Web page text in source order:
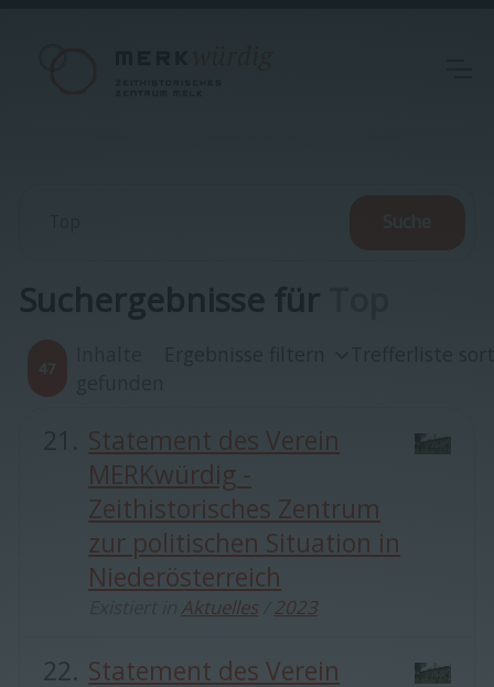
Suchergebnisse für
47
Statement des Verein
MERKwürdig -
Zeithistorisches Zentrum
zur politischen Situation in
Niederösterreich
Aktuelles 2023
Statement des Verein